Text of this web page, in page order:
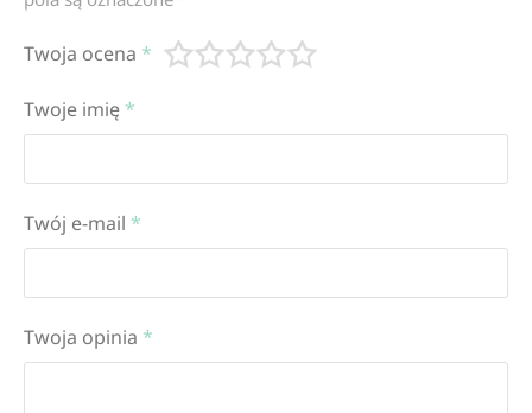
Twoja ocena *
Twoje imię *
Twój e-mail *
Twoja opinia *